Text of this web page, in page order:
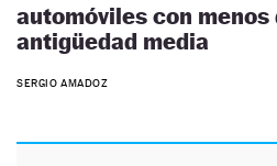
automóviles con menos
antigüedad media
SERGIO AMADOZ